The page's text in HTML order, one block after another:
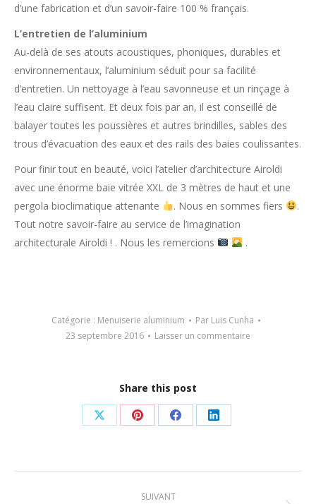
d’une fabrication et d’un savoir-faire 100 % français.
L’entretien de l’aluminium
Au-delà de ses atouts acoustiques, phoniques, durables et
environnementaux, l’aluminium séduit pour sa facilité
d’entretien. Un nettoyage à l’eau savonneuse et un rinçage à
l’eau claire suffisent. Et deux fois par an, il est conseillé de
balayer toutes les poussières et autres brindilles, sables des
trous d’évacuation des eaux et des rails des baies coulissantes.
Pour finir tout en beauté, voici l’atelier d’architecture Airoldi
avec une énorme baie vitrée XXL de 3 mètres de haut et une
pergola bioclimatique attenante
. Nous en sommes fiers
.
Tout notre savoir-faire au service de l’imagination
architecturale Airoldi ! . Nous les remercions
.
Catégorie : Menuiserie aluminium Par Luis Cunha
23 septembre 2016
Laisser un commentaire
Share this post
Partager
X
Partager
Pinterest
Partager
Facebook
Partager
LinkedIn
SUIVANT